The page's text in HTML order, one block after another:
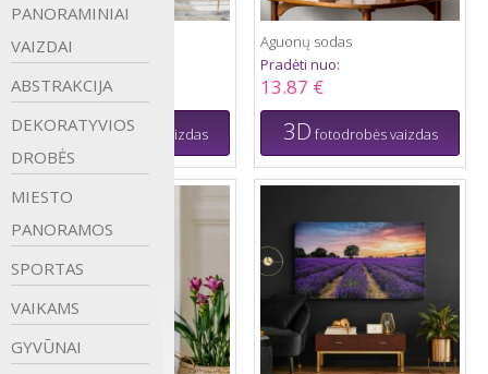
PANORAMINIAI
VAIZDAI
ABSTRAKCIJA
DEKORATYVIOS
DROBĖS
MIESTO
PANORAMOS
SPORTAS
VAIKAMS
GYVŪNAI
Aguonų Akvarelės
Pradėti nuo:
12.92 €
3D fotodrobės vaizdas
Aguonų sodas
Pradėti nuo:
13.87 €
3D fotodrobės vaizdas